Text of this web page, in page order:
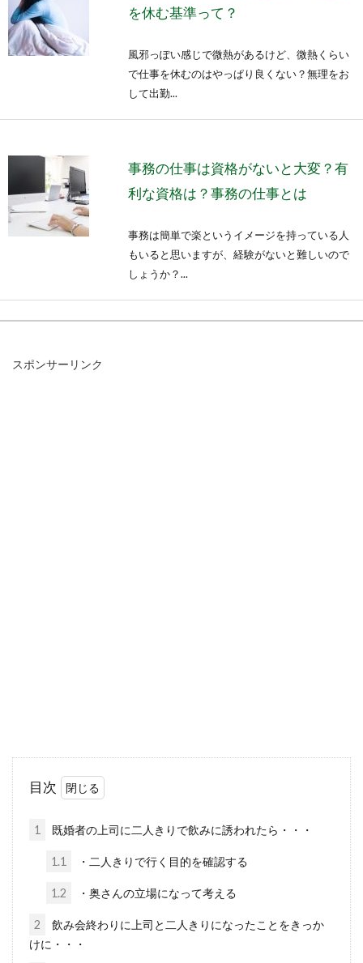
を休む基準って？
風邪っぽい感じで微熱があるけど、微熱くらい
で仕事を休むのはやっぱり良くない？無理をお
して出勤...
事務の仕事は資格がないと大変？有
利な資格は？事務の仕事とは
事務は簡単で楽というイメージを持っている人
もいると思いますが、経験がないと難しいので
しょうか？...
思いますが、 ミス連発を経験した人もいるので
パワハラの仕返しを退職する前にし
たい！と思っている人へ
スポンサーリンク
目次
1 既婚者の上司に二人きりで飲みに誘われたら・・・
1.1 ・二人きりで行く目的を確認する
1.2 ・奥さんの立場になって考える
2
飲み会終わりに上司と二人きりになったことをきっか
けに・・・